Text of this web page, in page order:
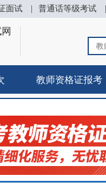
面试 普通话等级考试
教师资格证报考